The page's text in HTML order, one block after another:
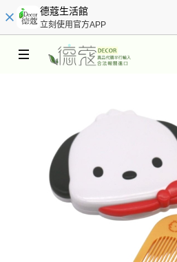
德蔻生活館
立刻使用官方APP